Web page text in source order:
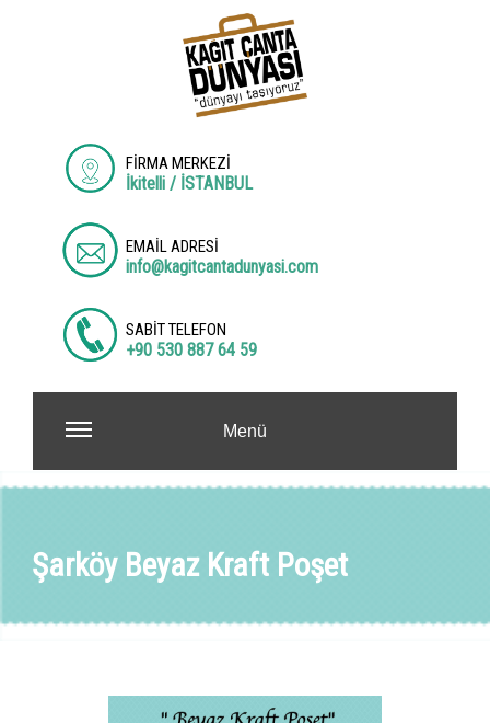
FİRMA MERKEZİ
İkitelli / İSTANBUL
EMAİL ADRESİ
info@kagitcantadunyasi.com
SABİT TELEFON
+90 530 887 64 59
Menü
Şarköy Beyaz Kraft Poşet